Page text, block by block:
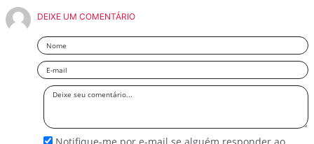
DEIXE UM COMENTÁRIO
Nome
Email
Deixe